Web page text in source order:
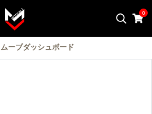
0
ムーブダッシュボード